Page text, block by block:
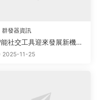
群發器資訊
能社交工具迎來發展新機
技術創新推動行業升級
2025-11-25